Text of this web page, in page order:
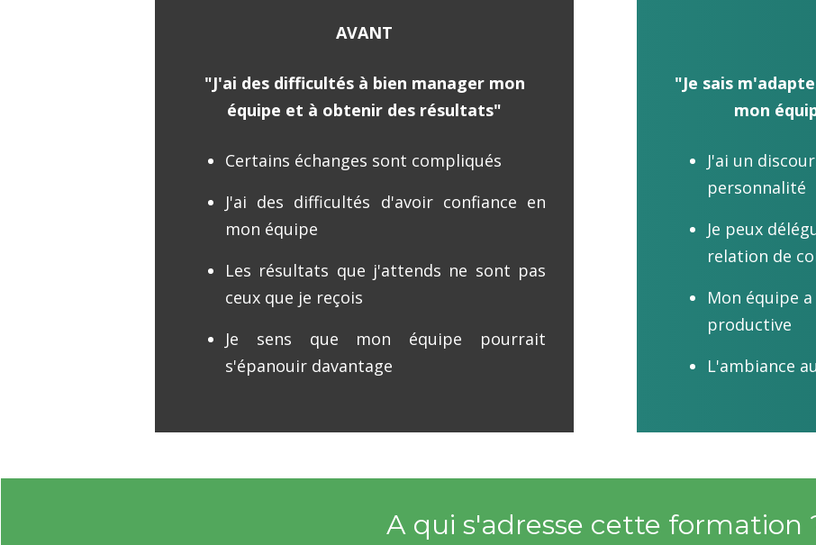
AVANT
"J'ai des difficultés à bien manager mon
équipe et à obtenir des résultats"
Certains échanges sont compliqués
J'ai des difficultés d'avoir confiance en
mon équipe
Les résultats que j'attends ne sont pas
ceux que je reçois
Je sens que mon équipe pourrait
s'épanouir davantage
"Je sais
mon
J'ai un
personnalité
Je peux
relation de
Mon équipe
productive
L'ambiance
A qui s'adresse cette formation